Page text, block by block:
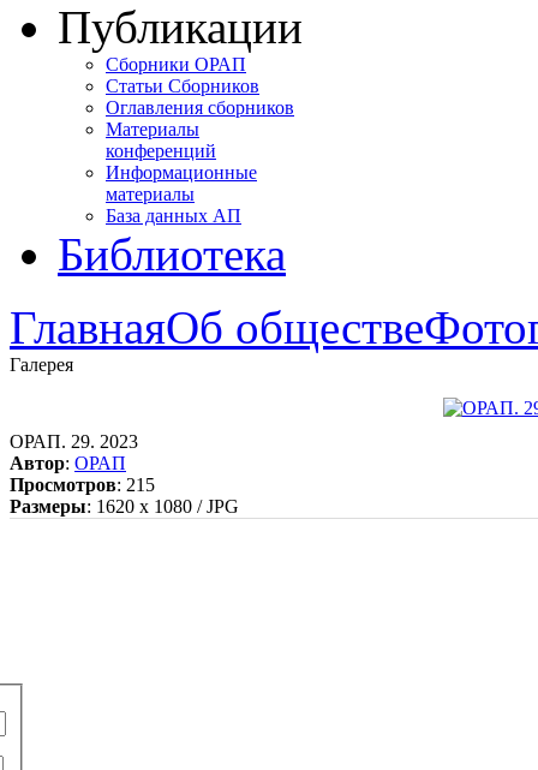
Публикации
Сборники ОРАП
Статьи Сборников
Оглавления сборников
Материалы
конференций
Информационные
материалы
База данных АП
Библиотека
ГлавнаяОб обществе
Галерея
ОРАП. 29. 2023
Автор: ОРАП
Просмотров: 215
Размеры: 1620 x 1080 / JPG